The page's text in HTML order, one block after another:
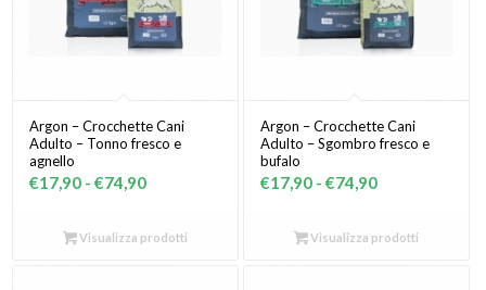
Argon – Crocchette Cani
Adulto – Tonno fresco e
agnello
€17,90 - €74,90Fascia
prezzo:
Visualizza prodotti
Argon – Crocchette Cani
Adulto – Sgombro fresco e
bufalo
€17,90 - €74,90Fascia
prezzo:
Visualizza prodotti